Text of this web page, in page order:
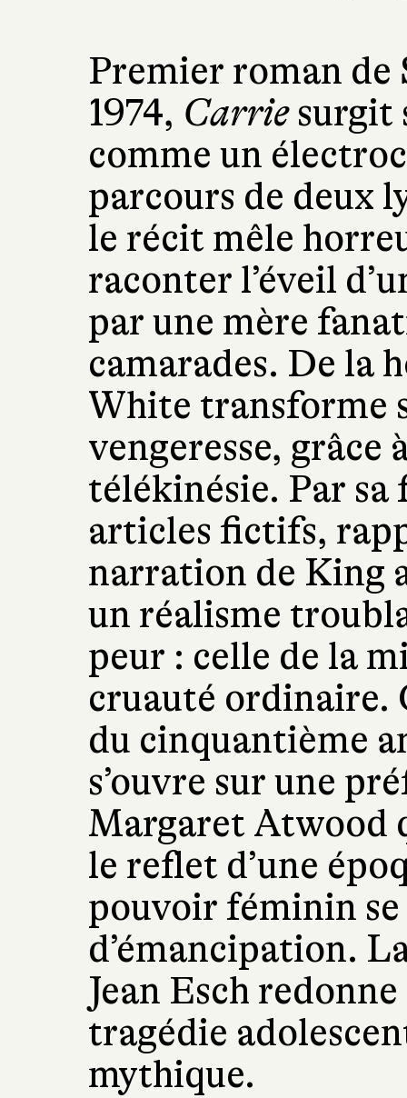
Premier roman de
1974, Carrie surgit
comme un
parcours de deux
le récit mêle
raconter l’éveil
par une mère
camarades. De la
White transforme
vengeresse, grâce
télékinésie. Par
articles fictifs,
narration de King
un réalisme
peur : celle de la
cruauté
du cinquantième
s’ouvre sur une
Margaret Atwood
le reflet d’une
pouvoir féminin se
d’émancipation.
Jean Esch
tragédie
mythique.